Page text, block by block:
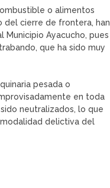
o alimentos
del cierre de frontera, han
Ayacucho, pues
que ha sido muy
pesada o
en toda
neutralizados, lo que
delictiva del